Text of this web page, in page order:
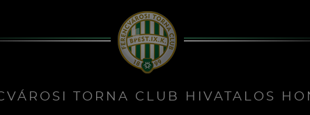
TORNA CLUB HIVATALOS